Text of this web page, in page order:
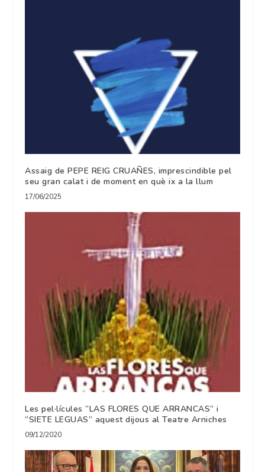
Assaig de PEPE REIG CRUAÑES, imprescindible pel
seu gran calat i de moment en què ix a la llum
17/06/2025
Les pel·lícules “LAS FLORES QUE ARRANCAS” i
“SIETE LEGUAS” aquest dijous al Teatre Arniches
09/12/2020